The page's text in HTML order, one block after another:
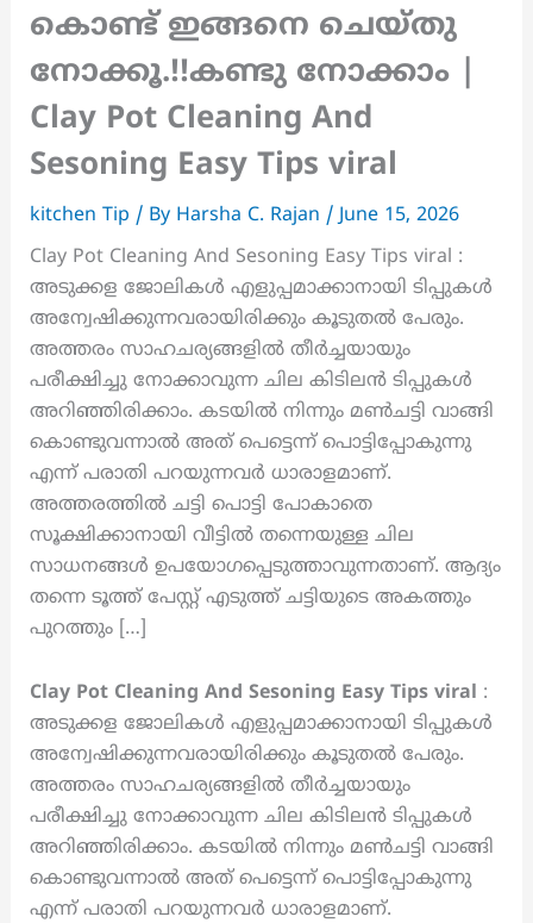
കൊണ്ട് ഇങ്ങനെ ചെയ്തു
നോക്കൂ.!!കണ്ടു നോക്കാം |
Clay Pot Cleaning And
Sesoning Easy Tips viral
kitchen Tip / By Harsha C. Rajan /June 15, 2026
Clay Pot Cleaning And Sesoning Easy Tips viral :
അടുക്കള ജോലികൾ എളുപ്പമാക്കാനായി ടിപ്പുകൾ
അന്വേഷിക്കുന്നവരായിരിക്കും കൂടുതൽ പേരും.
അത്തരം സാഹചര്യങ്ങളിൽ തീർച്ചയായും
പരീക്ഷിച്ചു നോക്കാവുന്ന ചില കിടിലൻ ടിപ്പുകൾ
അറിഞ്ഞിരിക്കാം. കടയിൽ നിന്നും മൺചട്ടി വാങ്ങി
കൊണ്ടുവന്നാൽ അത് പെട്ടെന്ന് പൊട്ടിപ്പോകുന്നു
എന്ന് പരാതി പറയുന്നവർ ധാരാളമാണ്.
അത്തരത്തിൽ ചട്ടി പൊട്ടി പോകാതെ
സൂക്ഷിക്കാനായി വീട്ടിൽ തന്നെയുള്ള ചില
സാധനങ്ങൾ ഉപയോഗപ്പെടുത്താവുന്നതാണ്. ആദ്യം
തന്നെ ടൂത്ത് പേസ്റ്റ് എടുത്ത് ചട്ടിയുടെ അകത്തും
പുറത്തും […]
Clay Pot Cleaning And Sesoning Easy Tips viral :
അടുക്കള ജോലികൾ എളുപ്പമാക്കാനായി ടിപ്പുകൾ
അന്വേഷിക്കുന്നവരായിരിക്കും കൂടുതൽ പേരും.
അത്തരം സാഹചര്യങ്ങളിൽ തീർച്ചയായും
പരീക്ഷിച്ചു നോക്കാവുന്ന ചില കിടിലൻ ടിപ്പുകൾ
അറിഞ്ഞിരിക്കാം. കടയിൽ നിന്നും മൺചട്ടി വാങ്ങി
കൊണ്ടുവന്നാൽ അത് പെട്ടെന്ന് പൊട്ടിപ്പോകുന്നു
എന്ന് പരാതി പറയുന്നവർ ധാരാളമാണ്.